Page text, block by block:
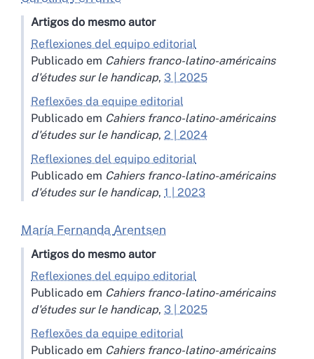
Artigos do mesmo autor
Reflexiones del equipo editorial
Publicado em Cahiers franco-latino-américains
d'études sur le handicap, 3 | 2025
Reflexões da equipe editorial
Publicado em Cahiers franco-latino-américains
d'études sur le handicap, 2 | 2024
Reflexiones del equipo editorial
Publicado em Cahiers franco-latino-américains
d'études sur le handicap, 1 | 2023
María Fernanda Arentsen
Artigos do mesmo autor
Reflexiones del equipo editorial
Publicado em Cahiers franco-latino-américains
d'études sur le handicap, 3 | 2025
Reflexões da equipe editorial
Publicado em Cahiers franco-latino-américains